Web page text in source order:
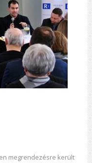
megrendezésre került